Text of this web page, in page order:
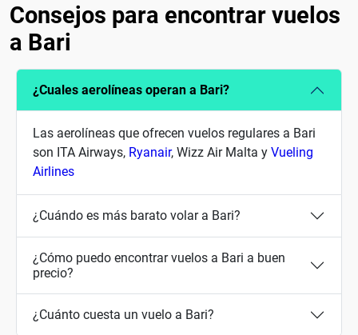
Consejos para encontrar vuelos
a Bari
¿Cuales aerolíneas operan a Bari?
Las aerolíneas que ofrecen vuelos regulares a Bari
son ITA Airways, Ryanair, Wizz Air Malta y Vueling
Airlines
¿Cuándo es más barato volar a Bari?
¿Cómo puedo encontrar vuelos a Bari a buen
precio?
¿Cuánto cuesta un vuelo a Bari?